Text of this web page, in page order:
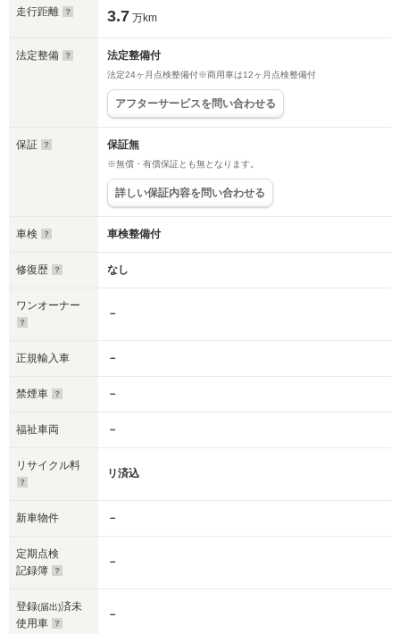
走行距離 3.7 万km
法定整備 法定整備付
法定24ヶ月点検整備付※商用車は12ヶ月点検整備付
アフターサービスを問い合わせる
保証 保証無
※無償・有償保証とも無となります。
詳しい保証内容を問い合わせる
車検 車検整備付
修復歴 なし
ワンオーナー
－
正規輸入車 －
禁煙車 －
福祉車両 －
リサイクル料
リ済込
新車物件 －
定期点検
記録簿
－
登録(届出)済未
使用車
－